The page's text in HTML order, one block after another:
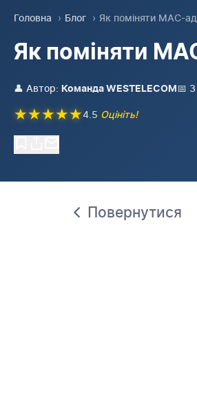
Головна › Блог › Як поміняти MAC-
Як поміняти
👤 Автор: Команда WESTELECOM 📅
★★★★★4.5 Оцініть!
Повернутися